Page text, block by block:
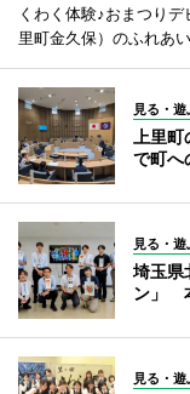
くわく体験♪おまつり
里町金久保）のふれあ
見る・遊
上里
で町へ
見る・遊
埼玉県
ン」
見る・遊